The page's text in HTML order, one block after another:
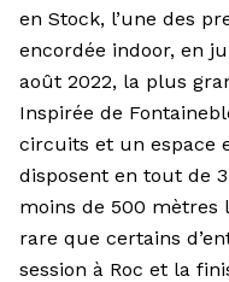
en Stock, l’une des
encordée indoor, en
août 2022, la plus
Inspirée de
circuits et un espace
disposent en tout de
moins de 500 mètres
rare que certains
session à Roc et la